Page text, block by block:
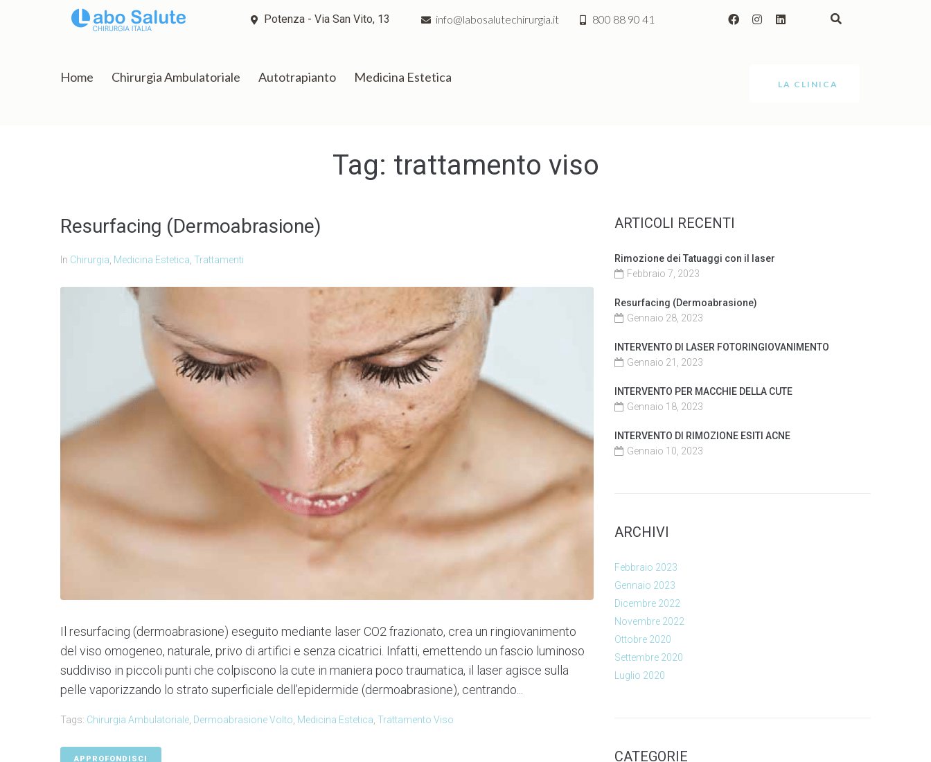
Potenza - Via San Vito, 13 info@labosalutechirurgia.it 800 88 90 41
Home Chirurgia Ambulatoriale Autotrapianto Medicina Estetica LA CLINICA
Tag: trattamento viso
Resurfacing (Dermoabrasione)
In Chirurgia Medicina Estetica Trattamenti
Il resurfacing (dermoabrasione) eseguito mediante laser CO2 frazionato, crea un ringiovanimento
del viso omogeneo, naturale, privo di artifici e senza cicatrici. Infatti, emettendo un fascio luminoso
suddiviso in piccoli punti che colpiscono la cute in maniera poco traumatica, il laser agisce sulla
pelle vaporizzando lo strato superficiale dell’epidermide (dermoabrasione), centrando...
Tags: Chirurgia Ambulatoriale Dermoabrasione Volto Medicina Estetica Trattamento Viso
APPROFONDISCI
ARTICOLI RECENTI
Rimozione dei Tatuaggi con il laser
Febbraio 7, 2023
Resurfacing (Dermoabrasione)
Gennaio 28, 2023
INTERVENTO DI LASER FOTORINGIOVANIMENTO
Gennaio 21, 2023
INTERVENTO PER MACCHIE DELLA CUTE
Gennaio 18, 2023
INTERVENTO DI RIMOZIONE ESITI ACNE
Gennaio 10, 2023
ARCHIVI
Febbraio 2023
Gennaio 2023
Dicembre 2022
Novembre 2022
Ottobre 2020
Settembre 2020
Luglio 2020
CATEGORIE